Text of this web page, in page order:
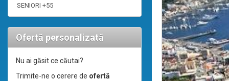
SENIORI +55
Ofertă personalizată
Nu ai găsit ce căutai?
Trimite-ne o cerere de ofertă